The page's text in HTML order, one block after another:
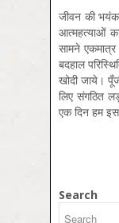
जीवन की
आत्महत्याओं
सामने
बदहाल
खोदी जाये।
लिए संगठित
एक दिन हम
Search